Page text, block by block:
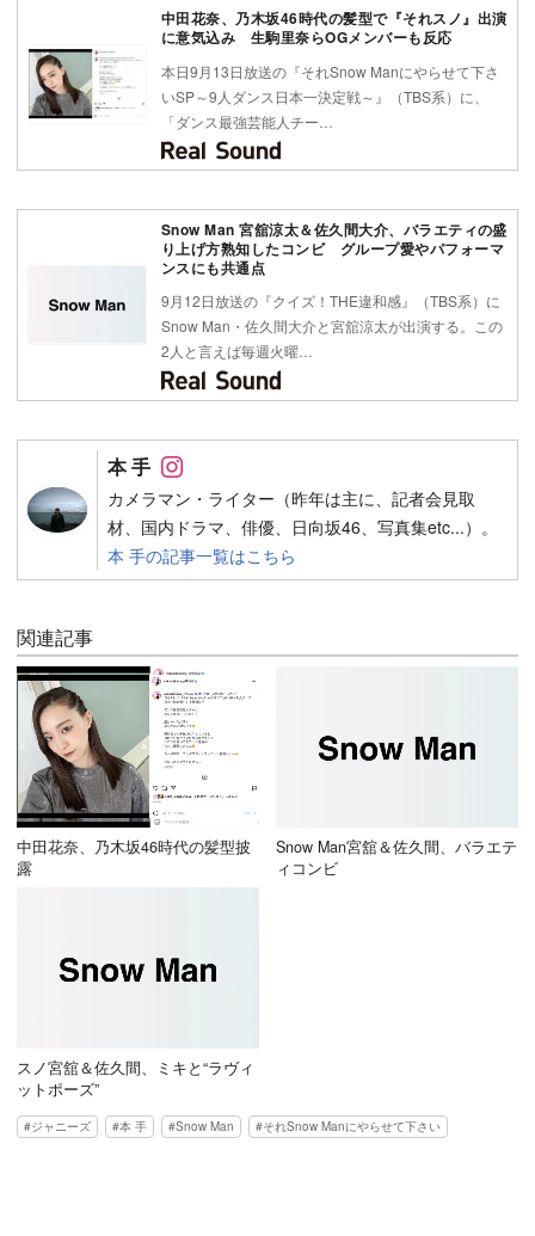
中田花奈、乃木坂46時代の髪型で『それスノ』出演
に意気込み 生駒里奈らOGメンバーも反応
本日9月13日放送の『それSnow Manにやらせて下さ
いSP～9人ダンス日本一決定戦～』（TBS系）に、
「ダンス最強芸能人チー…
Snow Man 宮舘涼太＆佐久間大介、バラエティの盛
り上げ方熟知したコンビ グループ愛やパフォーマ
ンスにも共通点
9月12日放送の『クイズ！THE違和感』（TBS系）に
Snow Man・佐久間大介と宮舘涼太が出演する。この
2人と言えば毎週火曜…
本 手
カメラマン・ライター（昨年は主に、記者会見取
材、国内ドラマ、俳優、日向坂46、写真集etc...）。
本 手の記事一覧はこちら
関連記事
中田花奈、乃木坂46時代の髪型披
露
Snow Man宮舘＆佐久間、バラエテ
ィコンビ
スノ宮舘＆佐久間、ミキと“ラヴィ
ットポーズ”
ジャニーズ 本 手 Snow Man それSnow Manにやらせて下さい